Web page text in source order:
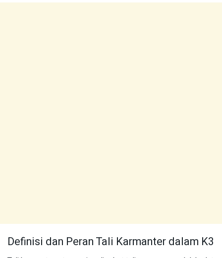
Definisi dan Peran Tali Karmanter dalam K3